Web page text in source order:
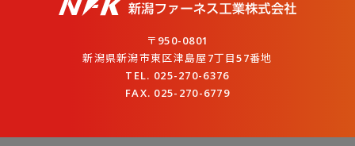
〒950-0801
新潟県新潟市東区津島屋7丁目57番地
TEL. 025-270-6376
FAX. 025-270-6779